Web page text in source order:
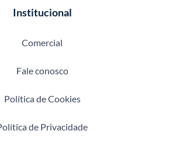
Institucional
Comercial
Fale conosco
Política de Cookies
de Privacidade